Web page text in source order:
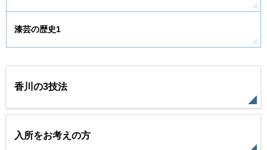
漆芸の歴史1
香川の3技法
入所をお考えの方